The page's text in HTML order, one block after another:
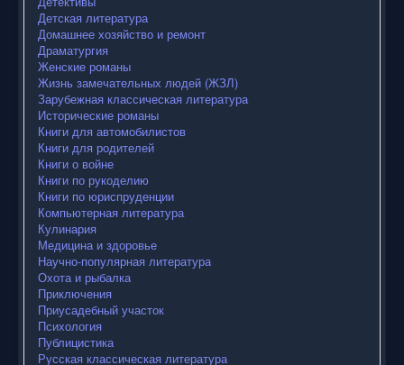
Детская литература
Домашнее хозяйство и ремонт
Драматургия
Женские романы
Жизнь замечательных людей (ЖЗЛ)
Зарубежная классическая литература
Исторические романы
Книги для автомобилистов
Книги для родителей
Книги о войне
Книги по рукоделию
Книги по юриспруденции
Компьютерная литература
Кулинария
Медицина и здоровье
Научно-популярная литература
Охота и рыбалка
Приключения
Приусадебный участок
Психология
Публицистика
Русская классическая литература